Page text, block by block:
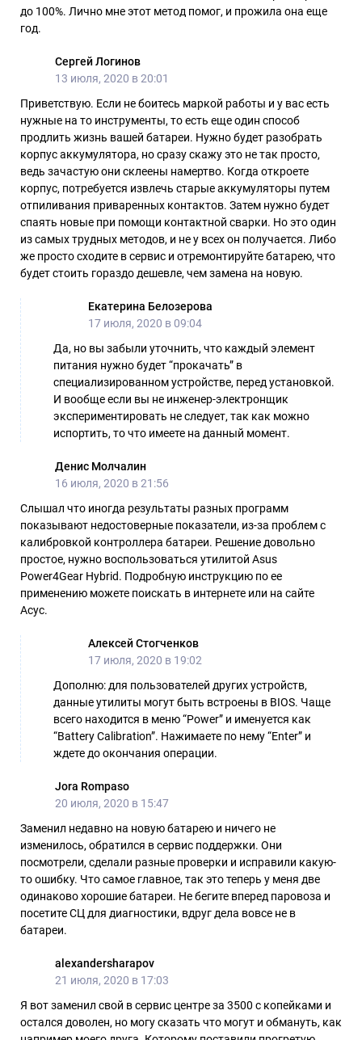
до 100%. Лично мне этот метод помог, и прожила она еще
год.
Сергей Логинов
13 июля, 2020 в 20:01
Приветствую. Если не боитесь маркой работы и у вас есть
нужные на то инструменты, то есть еще один способ
продлить жизнь вашей батареи. Нужно будет разобрать
корпус аккумулятора, но сразу скажу это не так просто,
ведь зачастую они склеены намертво. Когда откроете
корпус, потребуется извлечь старые аккумуляторы путем
отпиливания приваренных контактов. Затем нужно будет
спаять новые при помощи контактной сварки. Но это один
из самых трудных методов, и не у всех он получается. Либо
же просто сходите в сервис и отремонтируйте батарею, что
будет стоить гораздо дешевле, чем замена на новую.
Екатерина Белозерова
17 июля, 2020 в 09:04
Да, но вы забыли уточнить, что каждый элемент
питания нужно будет “прокачать” в
специализированном устройстве, перед установкой.
И вообще если вы не инженер-электронщик
экспериментировать не следует, так как можно
испортить, то что имеете на данный момент.
Денис Молчалин
16 июля, 2020 в 21:56
Слышал что иногда результаты разных программ
показывают недостоверные показатели, из-за проблем с
калибровкой контроллера батареи. Решение довольно
простое, нужно воспользоваться утилитой Asus
Power4Gear Hybrid. Подробную инструкцию по ее
применению можете поискать в интернете или на сайте
Асус.
Алексей Стогченков
17 июля, 2020 в 19:02
Дополню: для пользователей других устройств,
данные утилиты могут быть встроены в BIOS. Чаще
всего находится в меню “Power” и именуется как
“Battery Calibration”. Нажимаете по нему “Enter” и
ждете до окончания операции.
Jora Rompaso
20 июля, 2020 в 15:47
Заменил недавно на новую батарею и ничего не
изменилось, обратился в сервис поддержки. Они
посмотрели, сделали разные проверки и исправили какую-
то ошибку. Что самое главное, так это теперь у меня две
одинаково хорошие батареи. Не бегите вперед паровоза и
посетите СЦ для диагностики, вдруг дела вовсе не в
батареи.
alexandersharapov
21 июля, 2020 в 17:03
Я вот заменил свой в сервис центре за 3500 с копейками и
остался доволен, но могу сказать что могут и обмануть, как